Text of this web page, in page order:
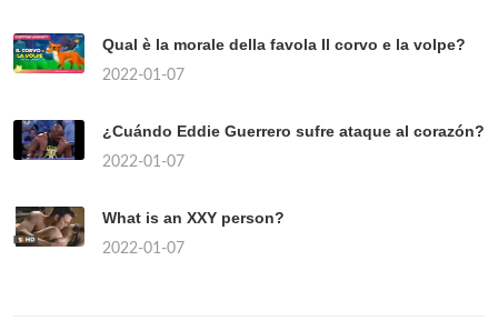
Qual è la morale della favola Il corvo e la volpe?
2022-01-07
¿Cuándo Eddie Guerrero sufre ataque al corazón?
2022-01-07
What is an XXY person?
2022-01-07